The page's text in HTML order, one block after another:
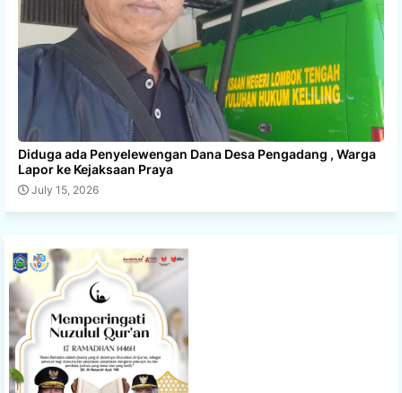
Diduga ada Penyelewengan Dana Desa Pengadang , Warga
Lapor ke Kejaksaan Praya
July 15, 2026